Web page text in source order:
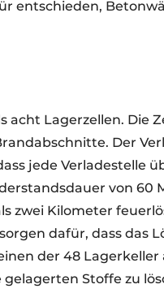
entschieden,
acht Lagerzellen. Die
Der
jede Verladestelle
von 60
zwei Kilometer
dafür, dass das
der 48
Stoffe zu